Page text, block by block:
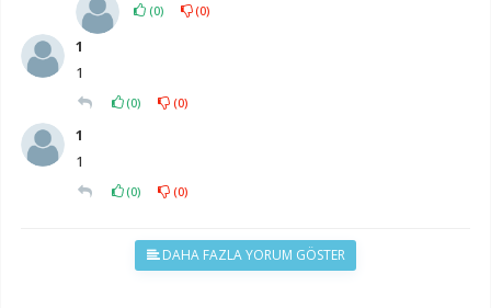
(0) (0)
1
1
(0) (0)
1
1
(0) (0)
DAHA FAZLA YORUM GÖSTER